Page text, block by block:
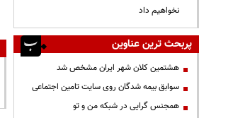
نخواهیم داد
پربحث ترین عناوین
هشتمین کلان شهر ایران مشخص شد
سوابق بیمه شدگان روی سایت تامین اجتماعی
همجنس گرایی در شبکه من و تو